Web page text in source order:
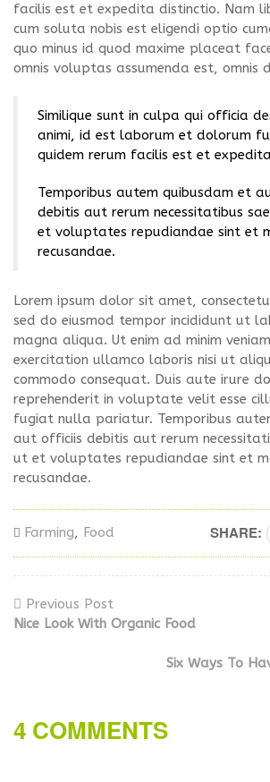
facilis est et expedita distinctio. Nam
cum soluta nobis est eligendi optio
quo minus id quod maxime placeat
omnis voluptas assumenda est, omnis
Similique sunt in culpa qui officia
animi, id est laborum et dolorum
quidem rerum facilis est et
Temporibus autem quibusdam et
debitis aut rerum necessitatibus
et voluptates repudiandae sint et
recusandae.
Lorem ipsum dolor sit amet,
sed do eiusmod tempor incididunt ut
magna aliqua. Ut enim ad minim
exercitation ullamco laboris nisi ut
commodo consequat. Duis aute irure
reprehenderit in voluptate velit esse
fugiat nulla pariatur. Temporibus
aut officiis debitis aut rerum
ut et voluptates repudiandae sint et
recusandae.
Farming, Food SHARE:
Previous Post
Nice Look With Organic Food
Six Ways To
4 COMMENTS